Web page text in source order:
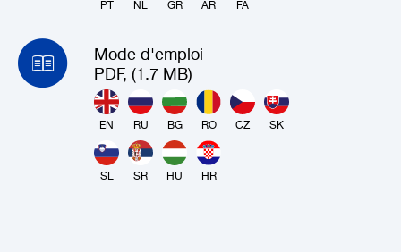
PT NL GR AR FA
Mode d'emploi
PDF, (1.7 MB)
EN RU BG RO CZ SK
SL SR HU HR